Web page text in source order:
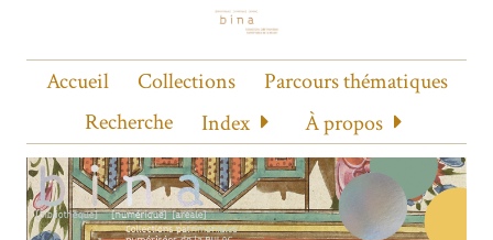
Accueil Collections
Parcours thématiques
Recherche
Index À propos